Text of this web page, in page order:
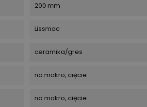
200 mm
Lissmac
ceramika/gres
na mokro, cięcie
na mokro, cięcie